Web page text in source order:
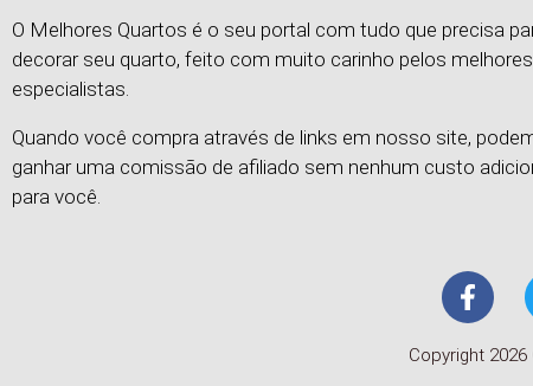
O Melhores Quartos é o seu portal com tudo que precisa
decorar seu quarto, feito com muito carinho pelos melhores
especialistas.
Quando você compra através de links em nosso site,
ganhar uma comissão de afiliado sem nenhum custo
para você.
Copyright